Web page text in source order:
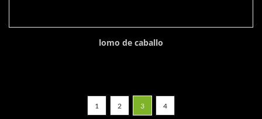
lomo de caballo
1 2 3 4